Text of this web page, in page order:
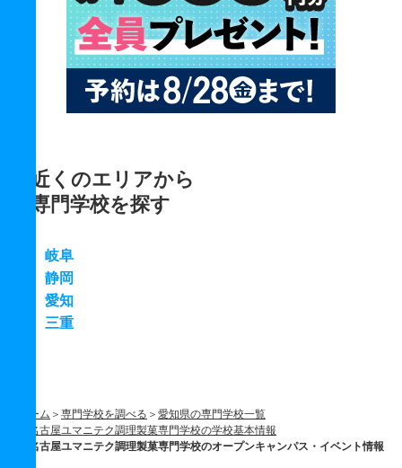
近くのエリアから
専門学校を探す
岐阜
静岡
愛知
三重
ホーム 専門学校を調べる
愛知県の専門学校一覧
名古屋ユマニテク調理製菓専門学校の学校基本情報
名古屋ユマニテク調理製菓専門学校のオープンキャンパス・イベント情報